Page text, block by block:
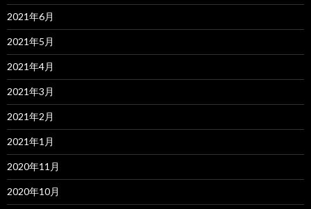
2021年6月
2021年5月
2021年4月
2021年3月
2021年2月
2021年1月
2020年11月
2020年10月